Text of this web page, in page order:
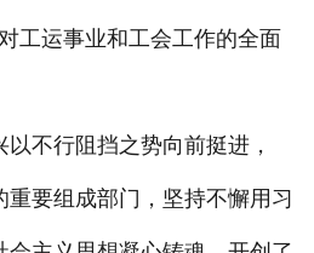
工运事业和工会工作的全面
不行阻挡之势向前挺进，
要组成部门，坚持不懈用习